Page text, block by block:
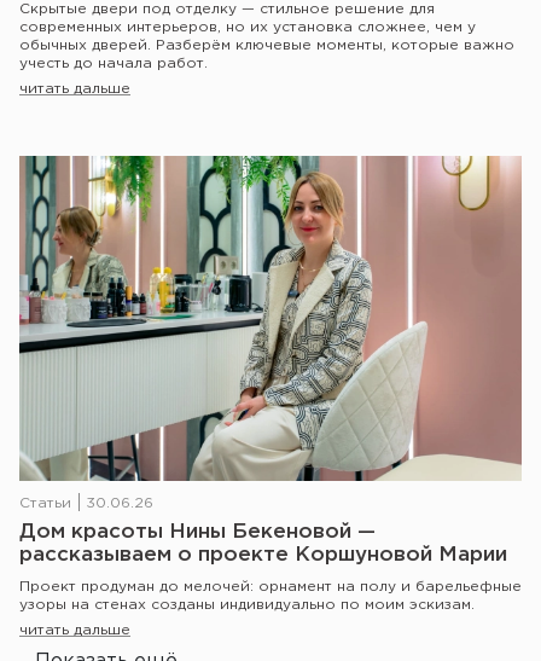
Скрытые двери под отделку — стильное решение для
современных интерьеров, но их установка сложнее, чем у
обычных дверей. Разберём ключевые моменты, которые важно
учесть до начала работ.
читать дальше
Статьи 30.06.26
Дом красоты Нины Бекеновой —
рассказываем о проекте Коршуновой Марии
Проект продуман до мелочей: орнамент на полу и барельефные
узоры на стенах созданы индивидуально по моим эскизам.
читать дальше